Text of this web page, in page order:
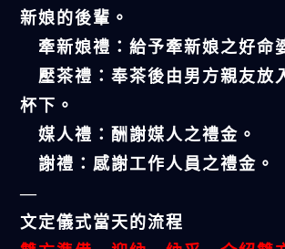
新娘的後輩。
牽新娘禮：給予牽新娘之好命
壓茶禮：奉茶後由男方親友放
杯下。
媒人禮：酬謝媒人之禮金。
謝禮：感謝工作人員之禮金。
—
文定儀式當天的流程